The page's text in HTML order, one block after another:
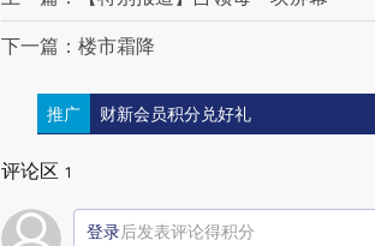
下一篇：楼市霜降
推广 财新会员积分兑好礼
评论区 1
登录后发表评论得积分